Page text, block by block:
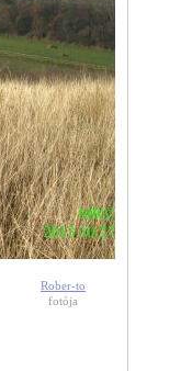
Rober-to
fotója